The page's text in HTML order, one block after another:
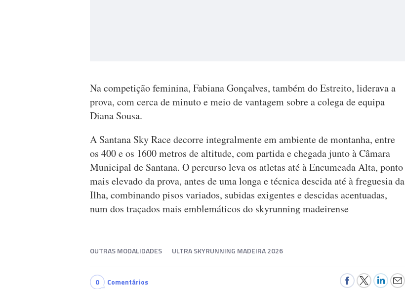
Na competição feminina, Fabiana Gonçalves, também do Estreito, liderava a
prova, com cerca de minuto e meio de vantagem sobre a colega de equipa
Diana Sousa.
A Santana Sky Race decorre integralmente em ambiente de montanha, entre
os 400 e os 1600 metros de altitude, com partida e chegada junto à Câmara
Municipal de Santana. O percurso leva os atletas até à Encumeada Alta, ponto
mais elevado da prova, antes de uma longa e técnica descida até à freguesia da
Ilha, combinando pisos variados, subidas exigentes e descidas acentuadas,
num dos traçados mais emblemáticos do skyrunning madeirense
OUTRAS MODALIDADES ULTRA SKYRUNNING MADEIRA 2026
0 Comentários